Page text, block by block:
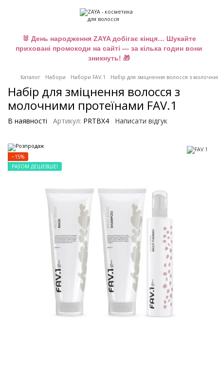
🐰 День народження ZAYA добігає кінця… Шукайте
приховані промокоди на сайті — за кілька годин вони
зникнуть! 🎁
Каталог Набори Набори FAV.1 Набір для зміцнення волосся з
Набір для зміцнення волосся з
молочними протеїнами FAV.1
В наявності Артикул: PRTBX4 Написати відгук
−15%
РАЗОМ ДЕШЕВШЕ!